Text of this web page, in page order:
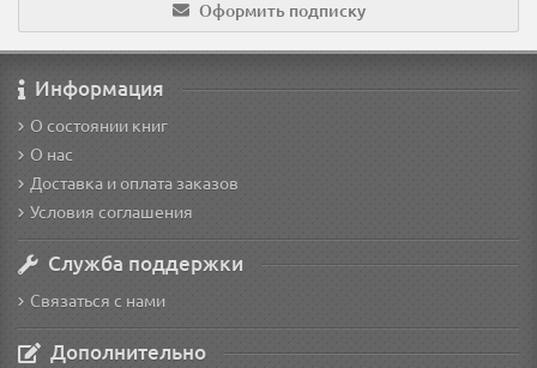
Оформить подписку
Информация
О состоянии книг
О нас
Доставка и оплата заказов
Условия соглашения
Служба поддержки
Связаться с нами
Дополнительно